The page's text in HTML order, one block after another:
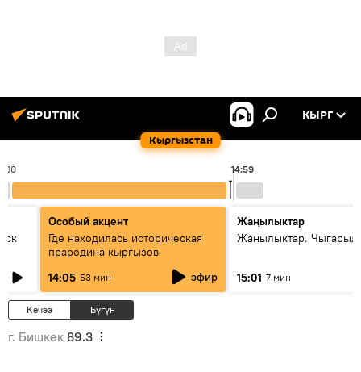
Кыргызстан
КЫРГ
14:59
Особый акцент
Где находилась историческая
прародина кыргызов
14:05 53 мин эфир
Жаңылыктар
Жаңылыктар.
15:01 7 мин
Кечээ Бүгүн
г. Бишкек 89.3